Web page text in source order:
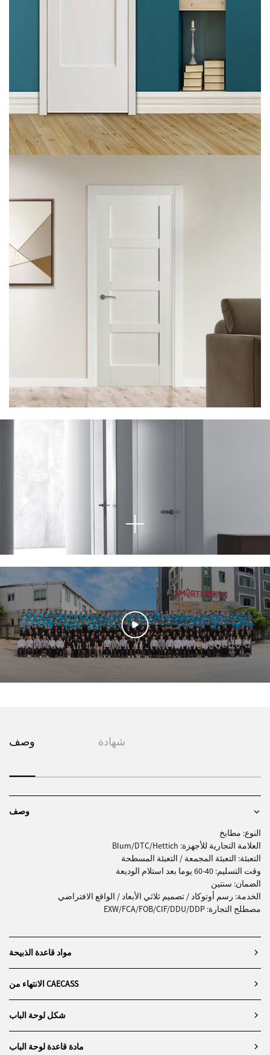
تشكل الجدران البيضاء والأبواب البيضاء والخزائن البيضاء مساحة نقية
ومشرقة، مثل لوحة فنية بسيطة وأنيقة، تنضح بمزاج بسيط وأنيق. كل بقعة
بيضاء تشبه أول شعاع من أشعة الشمس في الصباح، تجلب الدفء والهدوء،
وكأنك في بحر لا نهاية له من السحب. تتميز الخزائن بخطوط بسيطة وأسطح
ناعمة، تكشف عن شعور شديد بالحداثة، والذي يكمل اللون الموحد للجدران
والأبواب. هذا المزيج لا يجعل المساحة تبدو واسعة ومشرقة فحسب، بل يمنح
المنزل أيضًا جوًا منعشًا. تشرق الشمس من خلال النافذة إلى هذا العالم
الأبيض، والضوء والظل الخافت قليلاً يجعل كل زاوية تبدو حية ودافئة. كلما
وصف شهادة
وصف
النوع: مطابخ
العلامة التجارية للأجهزة: Blum/DTC/Hettich
التعبئة: التعبئة المجمعة / التعبئة المسطحة
وقت التسليم: 40-60 يوما بعد استلام الوديعة
الضمان: سنتين
الخدمة: رسم أوتوكاد / تصميم ثلاثي الأبعاد / الواقع الافتراضي
مصطلح التجارة: EXW/FCA/FOB/CIF/DDU/DDP
مواد قاعدة الذبيحة
الانتهاء من CAECASS
شكل لوحة الباب
مادة قاعدة لوحة الباب